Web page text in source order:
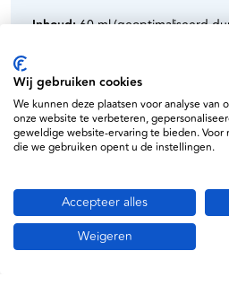
Inhoud:60 ml (geoptimaliseerd
Hoogte (extern):58 mm
Diameter:49 mm
Sluiting:Waterdicht, lekvrij
transferholder
Verpakkingseenheid: doos á 500
Wij gebruiken cookies
We kunnen deze plaatsen voor analyse van
onze website te verbeteren,
geweldige website-ervaring te bieden.
die we gebruiken opent u de instellingen.
Accepteer alles
Weigeren